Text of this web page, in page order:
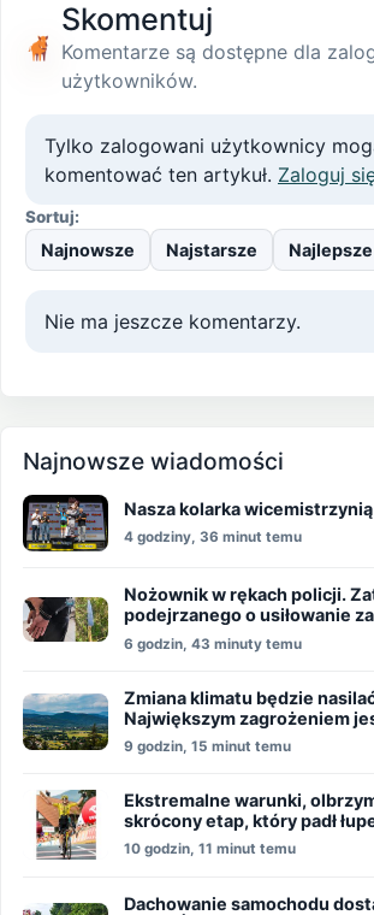
Skomentuj
Komentarze są dostępne dla
użytkowników.
Tylko zalogowani użytkownicy
komentować ten artykuł. Zaloguj
Sortuj:
Najnowsze Najstarsze Najlepsze
Nie ma jeszcze komentarzy.
Najnowsze wiadomości
Nasza kolarka
4 godziny, 36 minut temu
Nożownik w rękach policji.
podejrzanego o usiłowanie
6 godzin, 43 minuty temu
Zmiana klimatu będzie
Największym zagrożeniem
wody
9 godzin, 15 minut temu
Ekstremalne warunki,
skrócony etap, który padł
10 godzin, 11 minut temu
Dachowanie samochodu